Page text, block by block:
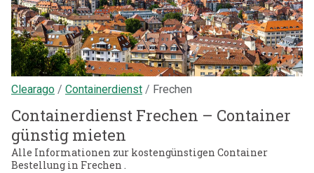
Clearago Containerdienst Frechen
Containerdienst Frechen – Container
günstig mieten
Alle Informationen zur kostengünstigen Container
Bestellung in Frechen .